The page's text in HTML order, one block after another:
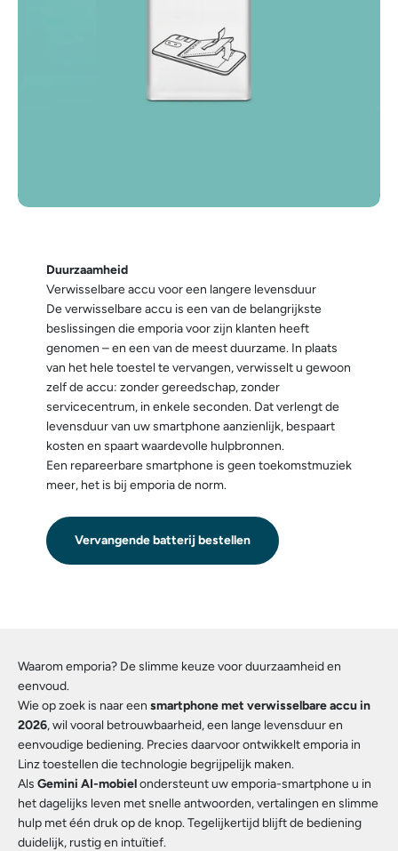
Duurzaamheid
Verwisselbare accu voor een langere levensduur
De verwisselbare accu is een van de belangrijkste
beslissingen die emporia voor zijn klanten heeft
genomen – en een van de meest duurzame. In plaats
van het hele toestel te vervangen, verwisselt u gewoon
zelf de accu: zonder gereedschap, zonder
servicecentrum, in enkele seconden. Dat verlengt de
levensduur van uw smartphone aanzienlijk, bespaart
kosten en spaart waardevolle hulpbronnen.
Een repareerbare smartphone is geen toekomstmuziek
meer, het is bij emporia de norm.
Vervangende batterij bestellen
Waarom emporia? De slimme keuze voor duurzaamheid en
eenvoud.
Wie op zoek is naar een smartphone met verwisselbare accu in
2026, wil vooral betrouwbaarheid, een lange levensduur en
eenvoudige bediening. Precies daarvoor ontwikkelt emporia in
Linz toestellen die technologie begrijpelijk maken.
Als Gemini AI-mobielondersteunt uw emporia-smartphone u in
het dagelijks leven met snelle antwoorden, vertalingen en slimme
hulp met één druk op de knop. Tegelijkertijd blijft de bediening
duidelijk, rustig en intuïtief.